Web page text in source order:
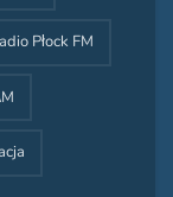
Płock FM